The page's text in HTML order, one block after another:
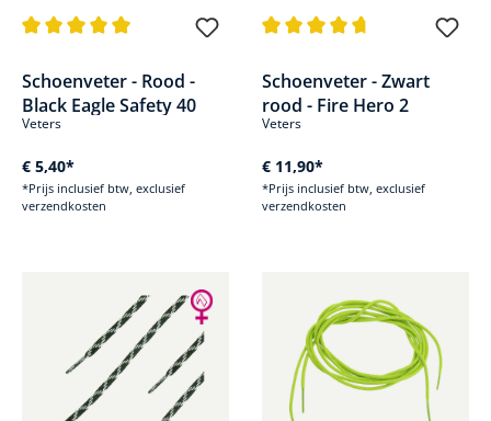
Schoenveter - Rood -
Black Eagle Safety 40
Veters
€ 5,40*
*Prijs inclusief btw, exclusief
verzendkosten
Schoenveter - Zwart
rood - Fire Hero 2
Veters
€ 11,90*
*Prijs inclusief btw, exclusief
verzendkosten